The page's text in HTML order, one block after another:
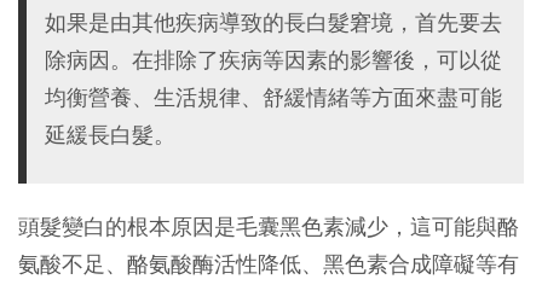
如果是由其他疾病導致的長白髮窘境，首先要去
除病因。在排除了疾病等因素的影響後，可以從
均衡營養、生活規律、舒緩情緒等方面來盡可能
延緩長白髮。
頭髮變白的根本原因是毛囊黑色素減少，這可能與酪
氨酸不足、酪氨酸酶活性降低、黑色素合成障礙等有